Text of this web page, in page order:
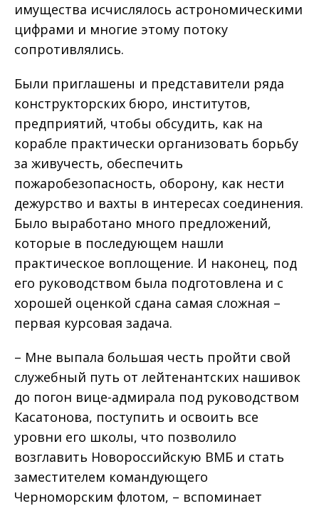
имущества исчислялось астрономическими
цифрами и многие этому потоку
сопротивлялись.
Были приглашены и представители ряда
конструкторских бюро, институтов,
предприятий, чтобы обсудить, как на
корабле практически организовать борьбу
за живучесть, обеспечить
пожаробезопасность, оборону, как нести
дежурство и вахты в интересах соединения.
Было выработано много предложений,
которые в последующем нашли
практическое воплощение. И наконец, под
его руководством была подготовлена и с
хорошей оценкой сдана самая сложная –
первая курсовая задача.
– Мне выпала большая честь пройти свой
служебный путь от лейтенантских нашивок
до погон вице-адмирала под руководством
Касатонова, поступить и освоить все
уровни его школы, что позволило
возглавить Новороссийскую ВМБ и стать
заместителем командующего
Черноморским флотом, – вспоминает